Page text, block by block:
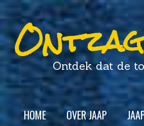
Ontdek dat de
HOME OVER JAAP